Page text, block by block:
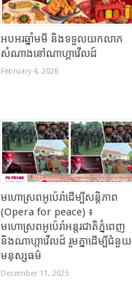
អបអរឆ្នាំមមី និងទទួលយកលាភ
សំណាងនៅណាហ្គាវើលដ៍
February 4, 2026
មហោស្រពអូប៉េរ៉ាដើម្បីសន្តិភាព
(Opera for peace) ៖
មហោស្រពអូប៉េរ៉ាអន្តរជាតិភ្នំពេញ
និងណាហ្កាវើលដ៍ រួមគ្នាដើម្បីជំនួយ
មនុស្សធម៌
December 11, 2025